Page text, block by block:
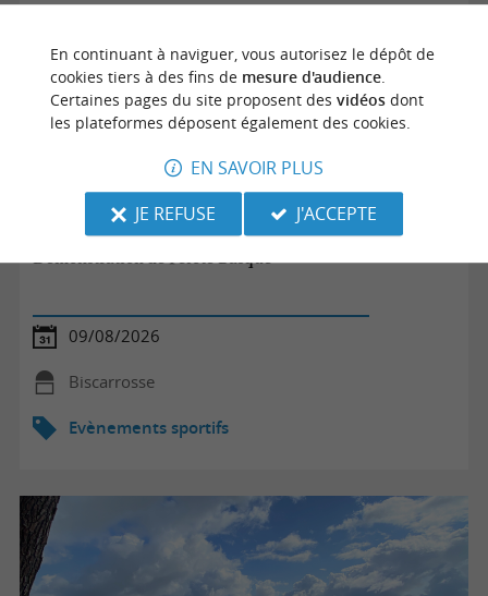
Démonstration de Pelote Basque
09/08/2026
Biscarrosse
Evènements sportifs
En continuant à naviguer, vous autorisez le dépôt de
cookies tiers à des fins de mesure d'audience.
Certaines pages du site proposent des vidéosdont
les plateformes déposent également des cookies.
EN SAVOIR PLUS
JE REFUSE
J'ACCEPTE